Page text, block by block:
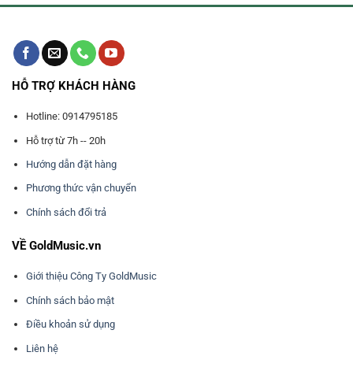
HỖ TRỢ KHÁCH HÀNG
Hotline: 0914795185
Hỗ trợ từ 7h -- 20h
Hướng dẫn đặt hàng
Phương thức vận chuyển
Chính sách đổi trả
VỀ GoldMusic.vn
Giới thiệu Công Ty GoldMusic
Chính sách bảo mật
Điều khoản sử dụng
Liên hệ